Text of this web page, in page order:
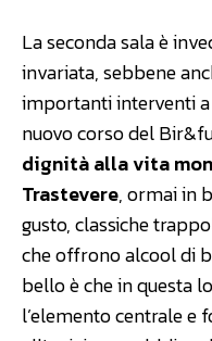
La seconda sala è
invariata, sebbene
importanti interventi
nuovo corso del
dignità alla vita
Trastevere, ormai in
gusto, classiche
che offrono alcool di
bello è che in questa
l’elemento centrale e